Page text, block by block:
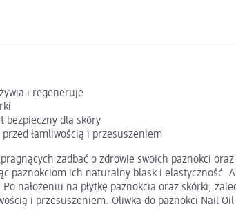
i regeneruje
bezpieczny dla skóry
łamliwością i przesuszeniem
zadbać o zdrowie swoich paznokci
paznokciom ich naturalny blask i elastyczność.
nałożeniu na płytkę paznokcia oraz skórki,
i przesuszeniem. Oliwka do paznokci Nail